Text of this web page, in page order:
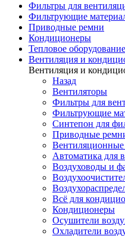
Фильтры для
Фильтрующие
Приводные ремни
Кондиционеры
Тепловое оборудование
Вентиляция и
Вентиляция и
Назад
Вентиляторы
Фильтры для
Фильтрующие
Синтепон для
Приводные
Вентиляционные
Автоматика для
Воздуховоды и
Всё для
Кондиционеры
Осушители
Охладители